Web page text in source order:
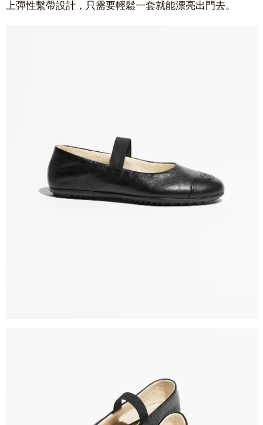
上彈性繫帶設計，只需要輕鬆一套就能漂亮出門去。